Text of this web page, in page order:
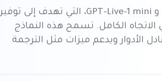
كشفت OpenAI عن نماذجها الصوتية الجديدة، GPT-Live-1 و GPT-Live-1 mini، التي تهدف إلى توفير
الاتجاه الكامل. تسمح هذه النماذج
الأدوار ويدعم ميزات مثل الترجمة